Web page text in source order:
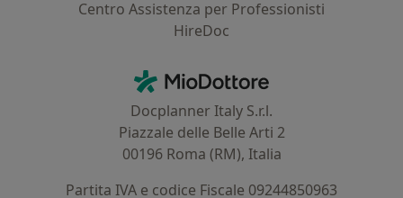
Centro Assistenza per Professionisti
HireDoc
MioDottore - Homepage
Docplanner Italy S.r.l.
Piazzale delle Belle Arti 2
00196 Roma (RM), Italia
Partita IVA e codice Fiscale 09244850963